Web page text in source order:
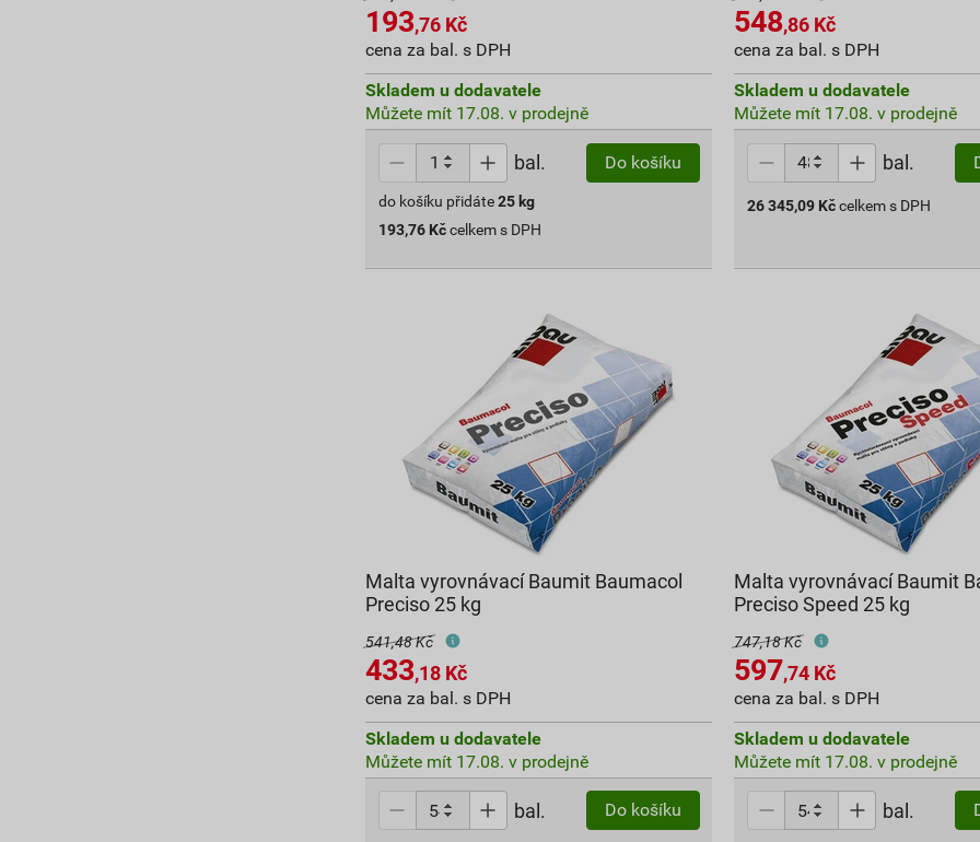
193,76 Kč
cena za bal. s DPH
Skladem u dodavatele
Můžete mít 17.08. v prodejně
bal. Do košíku
do košíku přidáte 25 kg
193,76 Kč celkem s DPH
548,86 Kč
cena za bal. s DPH
Skladem u dodavatele
Můžete mít 17.08. v prodejně
bal.
26 345,09 Kčcelkem s DPH
Malta vyrovnávací Baumit Baumacol
Preciso 25 kg
541,48 Kč
433,18 Kč
cena za bal. s DPH
Skladem u dodavatele
Můžete mít 17.08. v prodejně
bal. Do košíku
Malta vyrovnávací Baumit
Preciso Speed 25 kg
747,18 Kč
597,74 Kč
cena za bal. s DPH
Skladem u dodavatele
Můžete mít 17.08. v prodejně
bal.